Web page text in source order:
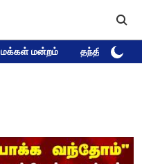
மக்கள் மன்றம் தந்தி டிவி